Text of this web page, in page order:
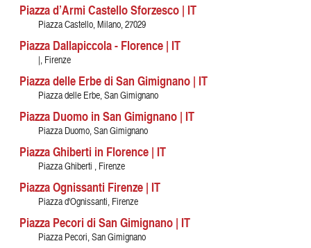
Piazza d’Armi Castello Sforzesco | IT
Piazza Castello, Milano, 27029
Piazza Dallapiccola - Florence | IT
|, Firenze
Piazza delle Erbe di San Gimignano | IT
Piazza delle Erbe, San Gimignano
Piazza Duomo in San Gimignano | IT
Piazza Duomo, San Gimignano
Piazza Ghiberti in Florence | IT
Piazza Ghiberti , Firenze
Piazza Ognissanti Firenze | IT
Piazza d'Ognissanti, Firenze
Piazza Pecori di San Gimignano | IT
Piazza Pecori, San Gimignano